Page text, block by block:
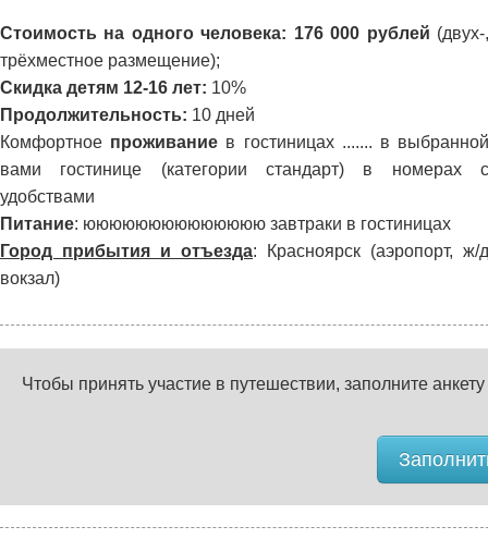
Стоимость на одного человека: 176 000 рублей (двух-,
трёхместное размещение);
Скидка детям 12-16 лет: 10%
Продолжительность: 10 дней
Комфортное проживание в гостиницах ....... в
вами гостинице (категории стандарт) в номерах с
удобствами
Питание: юююююююююююююю завтраки в гостиницах
Город прибытия и отъезда: Красноярск (аэропорт, ж/д
вокзал)
Чтобы принять участие в путешествии, заполните